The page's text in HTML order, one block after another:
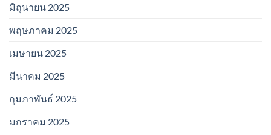
มิถุนายน 2025
พฤษภาคม 2025
เมษายน 2025
มีนาคม 2025
กุมภาพันธ์ 2025
มกราคม 2025